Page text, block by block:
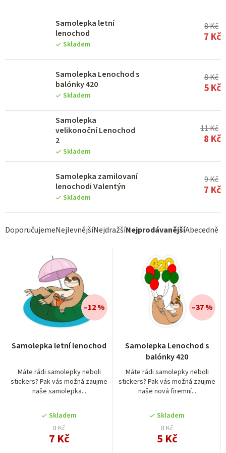
Samolepka letní
lenochod
Skladem
8 Kč
7 Kč
Samolepka Lenochod s
balónky 420
Skladem
8 Kč
5 Kč
Samolepka
velikonoční Lenochod
2
Skladem
11 Kč
8 Kč
Samolepka zamilovaní
lenochodi Valentýn
Skladem
9 Kč
7 Kč
Ř
u
DoporučujemeNejlevnějšíNejdražšíNejprodávanějšíAbecedně
Samolepka letní lenochod
Máte rádi samolepky neboli
stickers? Pak vás možná zaujme
naše samolepka...
Skladem
8 Kč
7 Kč
–12 %
Samolepka Lenochod s
balónky 420
Máte rádi samolepky neboli
stickers? Pak vás možná zaujme
naše nová firemní...
Skladem
8 Kč
5 Kč
–37 %